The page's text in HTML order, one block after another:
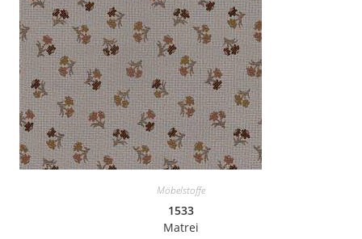
Möbelstoffe
1533
Matrei